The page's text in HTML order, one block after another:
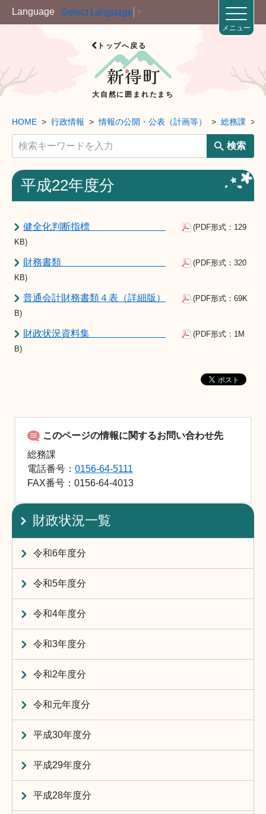
Language Select Language
トップへ戻る
大自然に囲まれたまち
メニュー
HOME 行政情報 情報の公開・公表（計画等） 総務課
検索
平成22年度分
健全化判断指標
(PDF形式：129
KB)
財務書類
(PDF形式：320
KB)
普通会計財務書類４表（詳細版）
(PDF形式：69K
B)
財政状況資料集
(PDF形式：1M
B)
このページの情報に関するお問い合わせ先
総務課
電話番号：0156-64-5111
FAX番号：0156-64-4013
財政状況一覧
令和6年度分
令和5年度分
令和4年度分
令和3年度分
令和2年度分
令和元年度分
平成30年度分
平成29年度分
平成28年度分